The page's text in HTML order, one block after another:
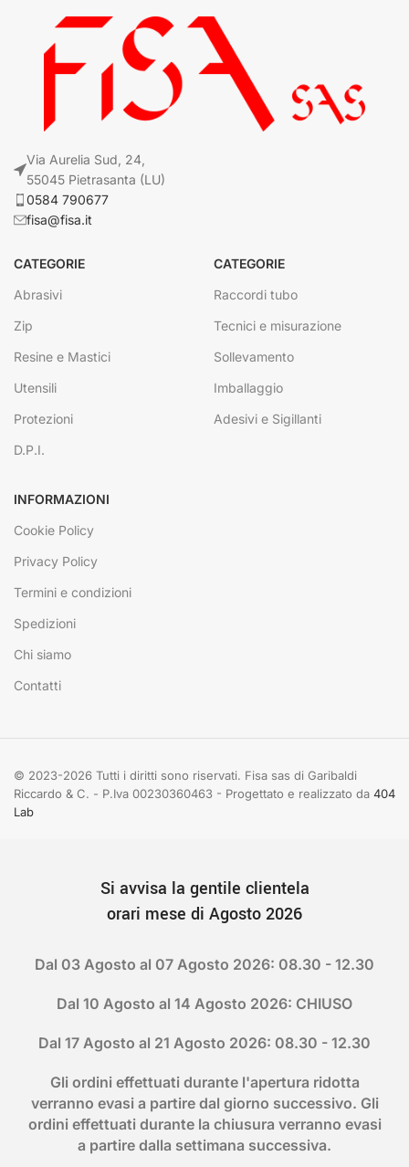
Via Aurelia Sud, 24,
55045 Pietrasanta (LU)
0584 790677
fisa@fisa.it
CATEGORIE
Abrasivi
Zip
Resine e Mastici
Utensili
Protezioni
D.P.I.
CATEGORIE
Raccordi tubo
Tecnici e misurazione
Sollevamento
Imballaggio
Adesivi e Sigillanti
INFORMAZIONI
Cookie Policy
Privacy Policy
Termini e condizioni
Spedizioni
Chi siamo
Contatti
© 2023-2026 Tutti i diritti sono riservati. Fisa sas di Garibaldi
Riccardo & C. - P.Iva 00230360463 - Progettato e realizzato da 404
Lab
Si avvisa la gentile clientela
orari mese di Agosto 2026
Dal 03 Agosto al 07 Agosto 2026: 08.30 - 12.30
Dal 10 Agosto al 14 Agosto 2026: CHIUSO
Dal 17 Agosto al 21 Agosto 2026: 08.30 - 12.30
Gli ordini effettuati durante l'apertura ridotta
verranno evasi a partire dal giorno successivo. Gli
ordini effettuati durante la chiusura verranno evasi
a partire dalla settimana successiva.